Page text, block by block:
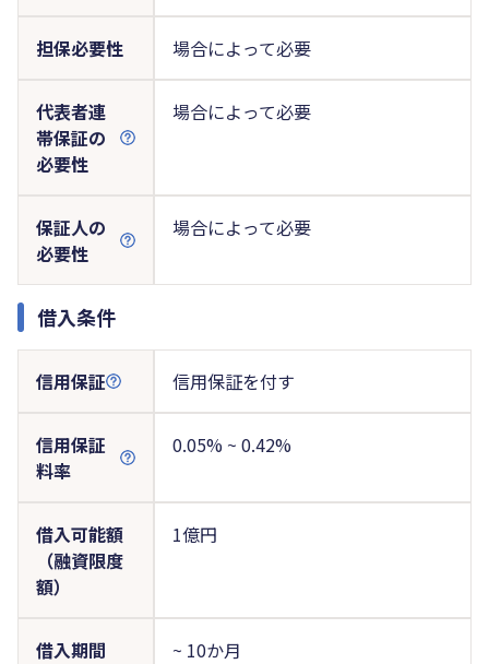
担保必要性 場合によって必要
代表者連
帯保証の
必要性
場合によって必要
保証人の
必要性
場合によって必要
借入条件
信用保証 信用保証を付す
信用保証
料率
0.05% ~ 0.42%
借入可能額
（融資限度
額）
1億円
借入期間 ~ 10か月